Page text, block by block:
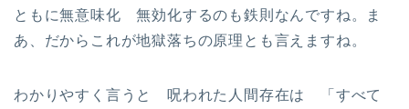
ともに無意味化 無効化するのも鉄則なんですね。ま
あ、だからこれが地獄落ちの原理とも言えますね。
わかりやすく言うと 呪われた人間存在は 「すべて